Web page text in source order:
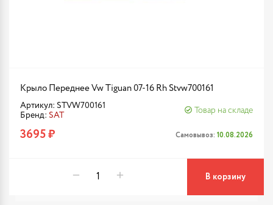
Крыло Переднее Vw Tiguan 07-16 Rh Stvw700161
Артикул: STVW700161
Бренд: SAT
Товар на складе
3695 ₽ Самовывоз: 10.08.2026
В корзину